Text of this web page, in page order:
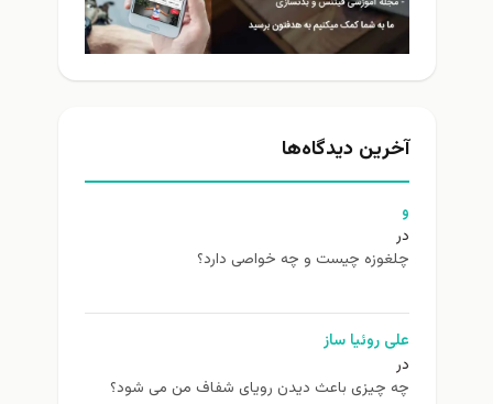
آخرین دیدگاه‌ها
و
در
چلغوزه چیست و چه خواصی دارد؟
علی روئیا ساز
در
چه چیزی باعث دیدن رویای شفاف من می شود؟